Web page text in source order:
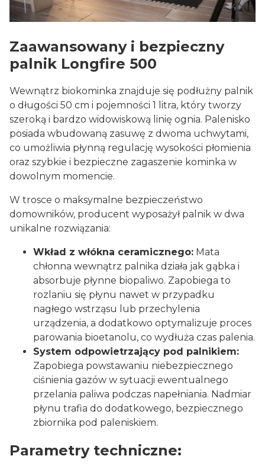
Zaawansowany i bezpieczny
palnik Longfire 500
Wewnątrz biokominka znajduje się podłużny palnik
o długości 50 cm i pojemności 1 litra, który tworzy
szeroką i bardzo widowiskową linię ognia. Palenisko
posiada wbudowaną zasuwę z dwoma uchwytami,
co umożliwia płynną regulację wysokości płomienia
oraz szybkie i bezpieczne zagaszenie kominka w
dowolnym momencie.
W trosce o maksymalne bezpieczeństwo
domowników, producent wyposażył palnik w dwa
unikalne rozwiązania:
Wkład z włókna ceramicznego: Mata
chłonna wewnątrz palnika działa jak gąbka i
absorbuje płynne biopaliwo. Zapobiega to
rozlaniu się płynu nawet w przypadku
nagłego wstrząsu lub przechylenia
urządzenia, a dodatkowo optymalizuje proces
parowania bioetanolu, co wydłuża czas palenia.
System odpowietrzający pod palnikiem:
Zapobiega powstawaniu niebezpiecznego
ciśnienia gazów w sytuacji ewentualnego
przelania paliwa podczas napełniania. Nadmiar
płynu trafia do dodatkowego, bezpiecznego
zbiornika pod paleniskiem.
Parametry techniczne: